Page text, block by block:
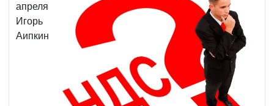
апреля
Игорь
Аипкин